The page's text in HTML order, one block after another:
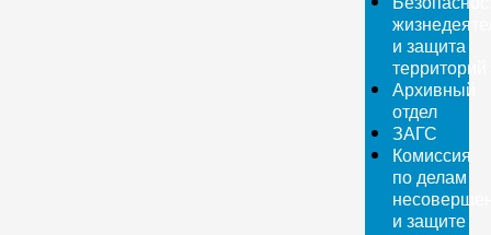
и защита
территорий
Архивный
отдел
ЗАГС
Комиссия
по делам
и защите